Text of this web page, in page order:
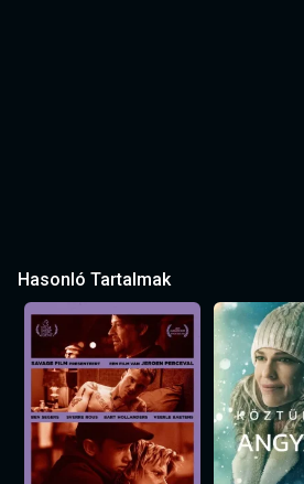
Hasonló Tartalmak